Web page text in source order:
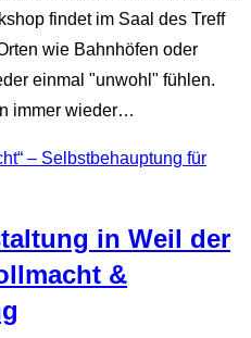
findet im Saal des Treff
wie Bahnhöfen oder
einmal "unwohl" fühlen.
immer wieder…
– Selbstbehauptung für
in Weil der
&